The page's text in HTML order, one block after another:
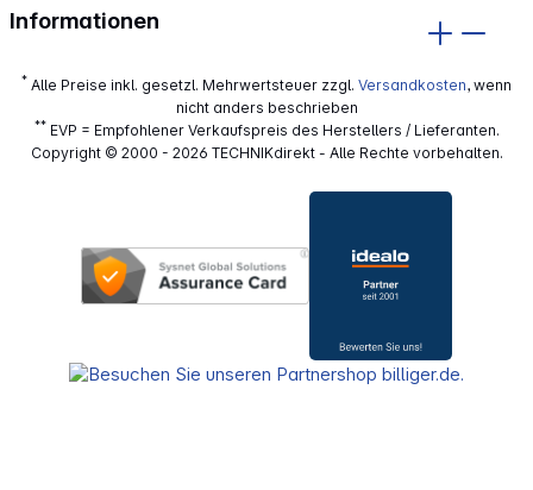
Informationen
* Alle Preise inkl. gesetzl. Mehrwertsteuer zzgl. Versandkosten, wenn
nicht anders beschrieben
**EVP = Empfohlener Verkaufspreis des Herstellers / Lieferanten.
Copyright © 2000 - 2026 TECHNIKdirekt - Alle Rechte vorbehalten.